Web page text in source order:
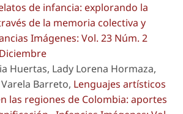
de infancia: explorando la
de la memoria colectiva y
Imágenes: Vol. 23 Núm. 2
Huertas, Lady Lorena Hormaza,
Barreto, Lenguajes artísticos
las regiones de Colombia: aportes